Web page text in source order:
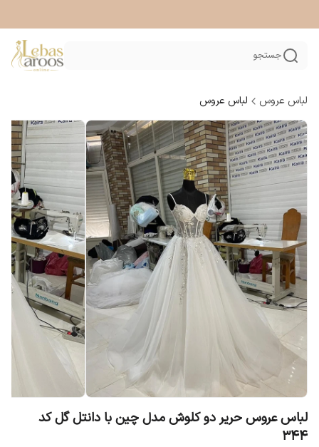
جستجو
لباس عروس لباس عروس
لباس عروس حریر دو کلوش مدل چین با دانتل گل کد
۳۴۴